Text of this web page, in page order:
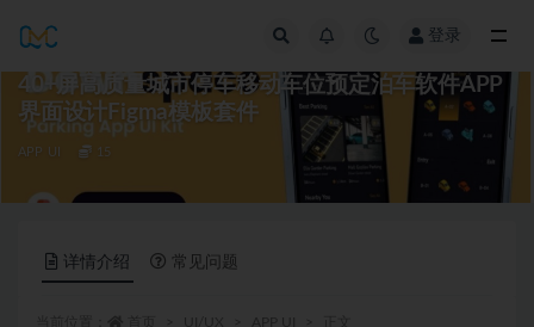
登录
40+屏高质量城市停车移动车位预定泊车软件APP
界面设计Figma模板套件
APP UI 15
详情介绍 常见问题